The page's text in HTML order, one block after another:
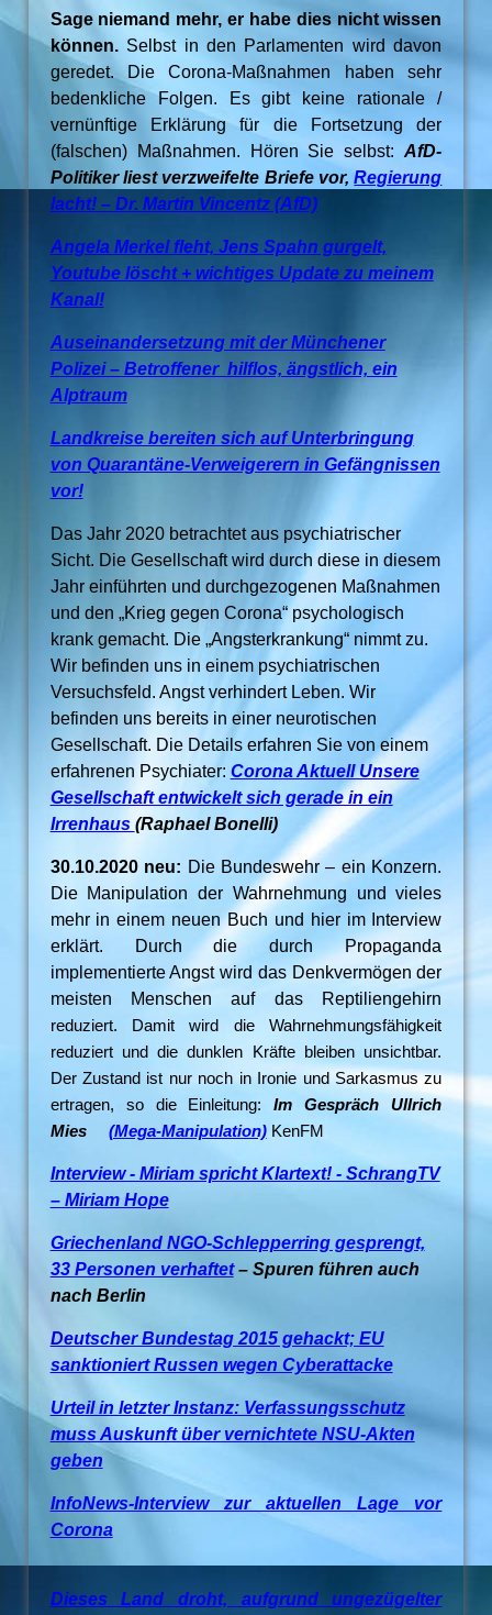
Sage niemand mehr, er habe dies nicht wissen
können.Selbst in den Parlamenten wird davon
geredet. Die Corona-Maßnahmen haben sehr
bedenkliche Folgen. Es gibt keine rationale /
vernünftige Erklärung für die Fortsetzung der
(falschen) Maßnahmen. Hören Sie selbst:AfD-
Politiker liest verzweifelte Briefe vor,Regierung
lacht! – Dr. Martin Vincentz (AfD)
Angela Merkel fleht, Jens Spahn gurgelt,
Youtube löscht + wichtiges Update zu meinem
Kanal!
Auseinandersetzung mit der Münchener
Polizei – Betroffener hilflos, ängstlich, ein
Alptraum
Landkreise bereiten sich auf Unterbringung
von Quarantäne-Verweigerern in Gefängnissen
vor!
Das Jahr 2020 betrachtet aus psychiatrischer
Sicht. Die Gesellschaft wird durch diese in diesem
Jahr einführten und durchgezogenen Maßnahmen
und den „Krieg gegen Corona“ psychologisch
krank gemacht. Die „Angsterkrankung“ nimmt zu.
Wir befinden uns in einem psychiatrischen
Versuchsfeld. Angst verhindert Leben. Wir
befinden uns bereits in einer neurotischen
Gesellschaft. Die Details erfahren Sie von einem
erfahrenen Psychiater: Corona Aktuell Unsere
Gesellschaft entwickelt sich gerade in ein
Irrenhaus (Raphael Bonelli)
30.10.2020 neu: Die Bundeswehr – ein Konzern.
Die Manipulation der Wahrnehmung und vieles
mehr in einem neuen Buch und hier im Interview
erklärt. Durch die durch Propaganda
implementierte Angst wird das Denkvermögen der
meisten Menschen auf das Reptiliengehirn
reduziert. Damit wird die Wahrnehmungsfähigkeit
reduziert und die dunklen Kräfte bleiben unsichtbar.
Der Zustand ist nur noch in Ironie und Sarkasmus zu
ertragen, so die Einleitung:Im Gespräch Ullrich
Mies (Mega-Manipulation) KenFM
Interview - Miriam spricht Klartext! - SchrangTV
– Miriam Hope
Griechenland NGO-Schlepperring gesprengt,
33 Personen verhaftet– Spuren führen auch
nach Berlin
Deutscher Bundestag 2015 gehackt; EU
sanktioniert Russen wegen Cyberattacke
Urteil in letzter Instanz: Verfassungsschutz
muss Auskunft über vernichtete NSU-Akten
geben
InfoNews-Interview zur aktuellen Lage vor
Corona
Dieses Land droht, aufgrund ungezügelter